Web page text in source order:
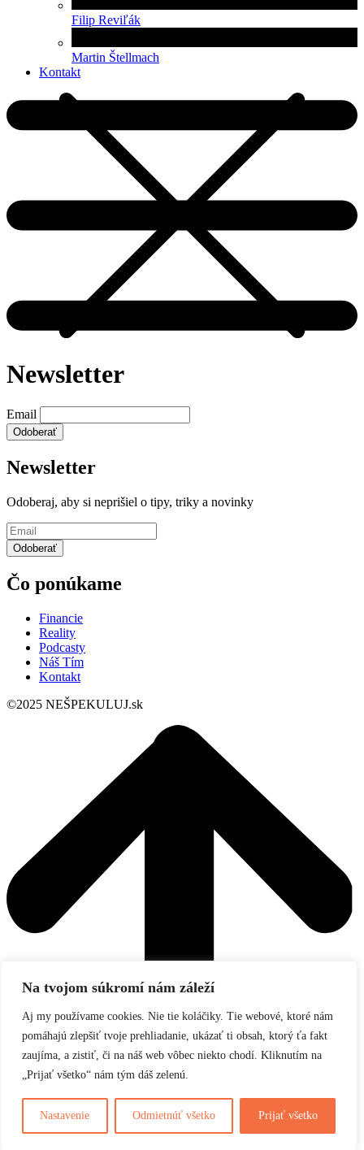
Na tvojom súkromí nám záleží
Aj my používame cookies. Nie tie koláčiky. Tie webové, ktoré nám
pomáhajú zlepšiť tvoje prehliadanie, ukázať ti obsah, ktorý ťa fakt
zaujíma, a zistiť, či na náš web vôbec niekto chodí. Kliknutím na
„Prijať všetko“ nám tým dáš zelenú.
Nastavenie Odmietnúť všetko Prijať všetko
Filip Reviľák
Martin Štellmach
Kontakt
Newsletter
Email
Newsletter
Odoberaj, aby si neprišiel o tipy, triky a novinky
Čo ponúkame
Financie
Reality
Podcasty
Náš Tím
Kontakt
©2025 NEŠPEKULUJ.sk